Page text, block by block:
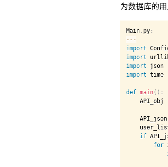
为数据库的用
Main . py :
- - -
import
import
import
import time
def main( ) :
    API_obj
    API_json
if
for